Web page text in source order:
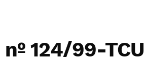
124/99-TCU